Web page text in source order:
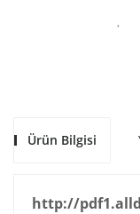
Ürün Bilgisi
http://